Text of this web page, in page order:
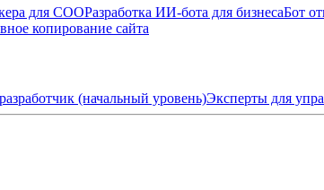
для СООРазработка ИИ-бота для бизнесаБот
копирование сайта
(начальный уровень)Эксперты для